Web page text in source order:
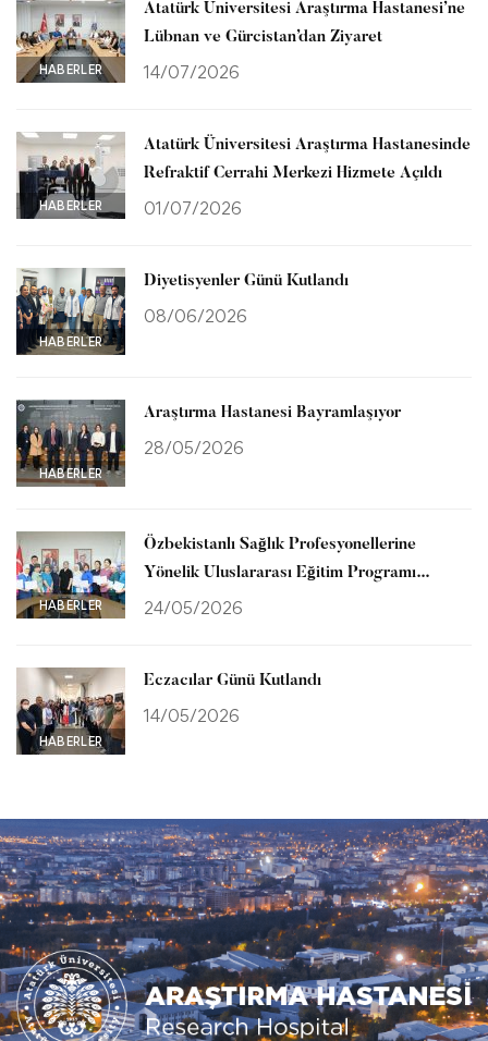
HABERLER
Atatürk Üniversitesi Araştırma Hastanesi’ne
Lübnan ve Gürcistan’dan Ziyaret
14/07/2026
HABERLER
Atatürk Üniversitesi Araştırma Hastanesinde
Refraktif Cerrahi Merkezi Hizmete Açıldı
01/07/2026
HABERLER
Diyetisyenler Günü Kutlandı
08/06/2026
HABERLER
Araştırma Hastanesi Bayramlaşıyor
28/05/2026
HABERLER
Özbekistanlı Sağlık Profesyonellerine
Yönelik Uluslararası Eğitim Programı
Tamamlandı
24/05/2026
HABERLER
Eczacılar Günü Kutlandı
14/05/2026